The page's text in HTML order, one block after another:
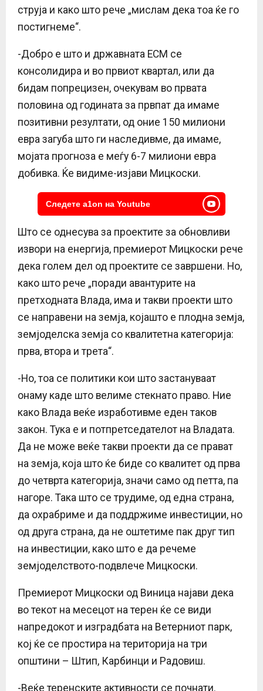
струја и како што рече „мислам дека тоа ќе го
постигнеме“.
-Добро е што и државната ЕСМ се
консолидира и во првиот квартал, или да
бидам попрецизен, очекувам во првата
половина од годината за првпат да имаме
позитивни резултати, од оние 150 милиони
евра загуба што ги наследивме, да имаме,
мојата прогноза е меѓу 6-7 милиони евра
добивка. Ќе видиме-изјави Мицкоски.
Следете a1on на Youtube
Што се однесува за проектите за обновливи
извори на енергија, премиерот Мицкоски рече
дека голем дел од проектите се завршени. Но,
како што рече „поради авантурите на
претходната Влада, има и такви проекти што
се направени на земја, којашто е плодна земја,
земјоделска земја со квалитетна категорија:
прва, втора и трета“.
-Но, тоа се политики кои што застануваат
онаму каде што велиме стекнато право. Ние
како Влада веќе изработивме еден таков
закон. Тука е и потпретседателот на Владата.
Да не може веќе такви проекти да се прават
на земја, која што ќе биде со квалитет од прва
до четврта категорија, значи само од петта, па
нагоре. Така што се трудиме, од една страна,
да охрабриме и да поддржиме инвестиции, но
од друга страна, да не оштетиме пак друг тип
на инвестиции, како што е да речеме
земјоделството-подвлече Мицкоски.
Премиерот Мицкоски од Виница најави дека
во текот на месецот на терен ќе се види
напредокот и изградбата на Ветерниот парк,
кој ќе се простира на територија на три
општини – Штип, Карбинци и Радовиш.
-Веќе теренските активности се почнати.